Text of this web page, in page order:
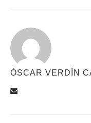
ÓSCAR VERDÍN